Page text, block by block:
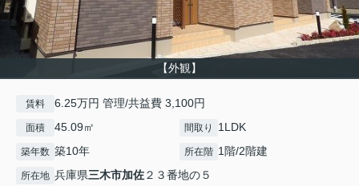
【外観】
賃料 6.25万円 管理/共益費 3,100円
面積 45.09㎡ 間取り 1LDK
築年数 築10年 所在階 1階/2階建
所在地 兵庫県三木市加佐２３番地の５